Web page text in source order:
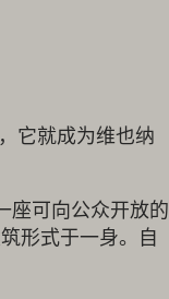
它就成为维也纳
座可向公众开放的
形式于一身。自